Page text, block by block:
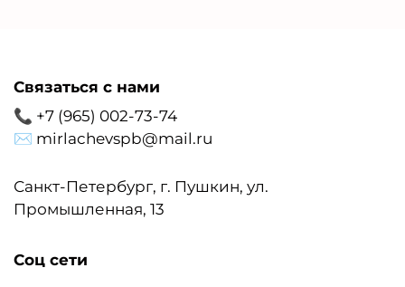
Связаться с нами
📞 +7 (965) 002-73-74
✉ mirlachevspb@mail.ru
Санкт-Петербург, г. Пушкин, ул.
Промышленная, 13
Соц сети